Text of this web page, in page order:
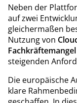
Neben der
auf zwei
gleichermaßen
Nutzung von
steigenden
Die europäische
klare